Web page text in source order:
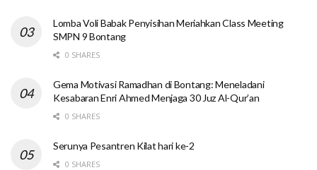
Lomba Voli Babak Penyisihan Meriahkan Class Meeting
SMPN 9 Bontang
0 SHARES
Gema Motivasi Ramadhan di Bontang: Meneladani
Kesabaran Enri Ahmed Menjaga 30 Juz Al-Qur’an
0 SHARES
Serunya Pesantren Kilat hari ke-2
0 SHARES